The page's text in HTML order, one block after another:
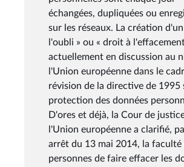
échangées, dupliquées ou
sur les réseaux. La création
l'oubli » ou « droit à
actuellement en discussion au
l'Union européenne dans le
révision de la directive de 1995
protection des données
D'ores et déjà, la Cour de
l'Union européenne a clarifié,
arrêt du 13 mai 2014, la faculté
personnes de faire effacer les